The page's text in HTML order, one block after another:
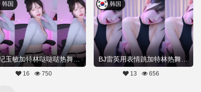
BJ纪玉敏加特林哒哒哒热舞20260308舞蹈剪辑
韩国
16 750
BJ雷英用表情跳加特林热舞20260226舞蹈剪辑
韩国
13 656